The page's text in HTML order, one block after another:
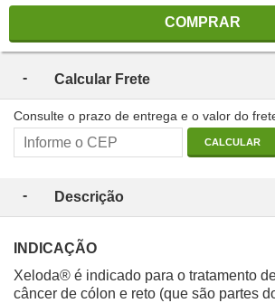
COMPRAR
Calcular Frete
Consulte o prazo de entrega e o valor do
CALCULAR
Descrição
INDICAÇÃO
Xeloda® é indicado para o tratamento
câncer de cólon e reto (que são partes